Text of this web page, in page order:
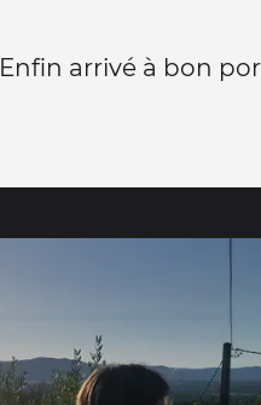
Enfin arrivé à bon